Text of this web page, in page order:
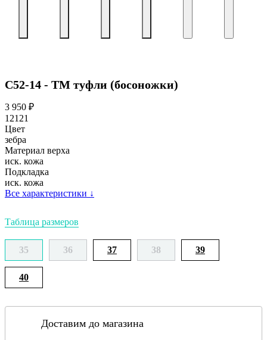
С52-14 - ТМ туфли (босоножки)
3 950 ₽
12121
Цвет
зебра
Материал верха
иск. кожа
Подкладка
иск. кожа
Все характеристики ↓
Таблица размеров
35 36 37 38 39
40
Доставим до магазина